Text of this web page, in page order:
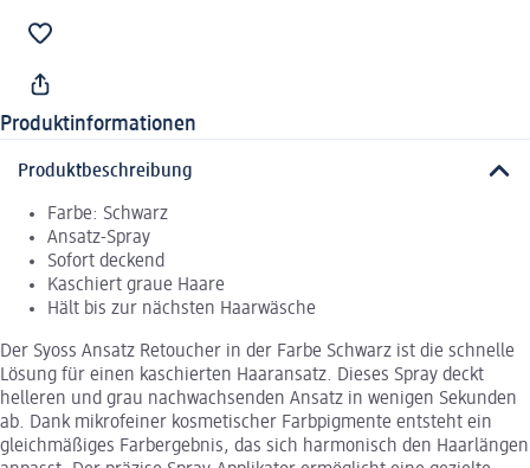
Produktinformationen
Produktbeschreibung
Farbe: Schwarz
Ansatz-Spray
Sofort deckend
Kaschiert graue Haare
Hält bis zur nächsten Haarwäsche
Der Syoss Ansatz Retoucher in der Farbe Schwarz ist die schnelle
Lösung für einen kaschierten Haaransatz. Dieses Spray deckt
helleren und grau nachwachsenden Ansatz in wenigen Sekunden
ab. Dank mikrofeiner kosmetischer Farbpigmente entsteht ein
gleichmäßiges Farbergebnis, das sich harmonisch den Haarlängen